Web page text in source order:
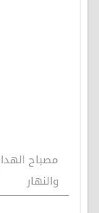
والنهار